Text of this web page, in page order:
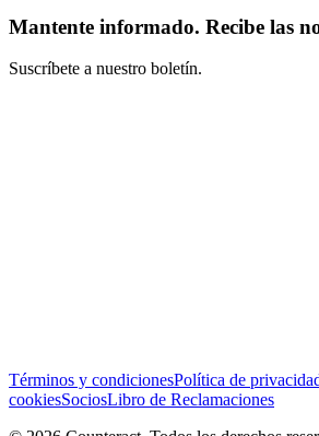
Mantente informado. Recibe las
Suscríbete a nuestro boletín.
Términos y condicionesPolítica de
cookiesSociosLibro de Reclamaciones